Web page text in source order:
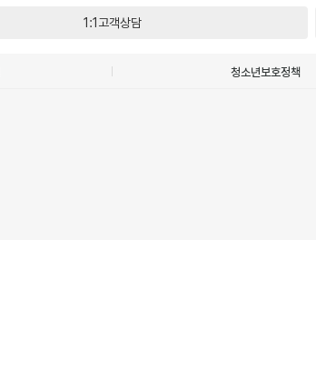
1:1고객상담
청소년보호정책